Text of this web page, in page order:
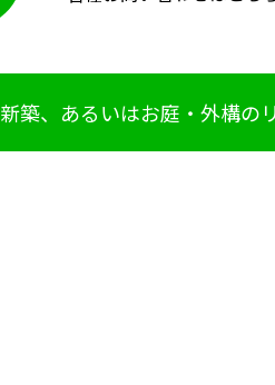
新築、あるいはお庭・外構の